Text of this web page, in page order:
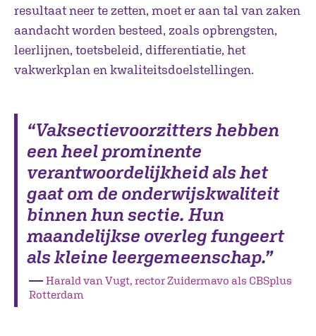
resultaat neer te zetten, moet er aan tal van zaken
aandacht worden besteed, zoals opbrengsten,
leerlijnen, toetsbeleid, differentiatie, het
vakwerkplan en kwaliteitsdoelstellingen.
“Vaksectievoorzitters hebben
een heel prominente
verantwoordelijkheid als het
gaat om de onderwijskwaliteit
binnen hun sectie. Hun
maandelijkse overleg fungeert
als kleine leergemeenschap.”
― Harald van Vugt, rector Zuidermavo als CBSplus
Rotterdam